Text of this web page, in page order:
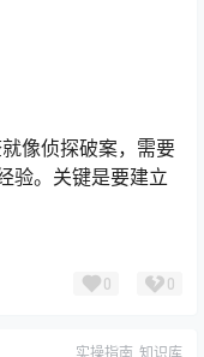
像侦探破案，需要
验。关键是要建立
0 0
实操指南 知识库